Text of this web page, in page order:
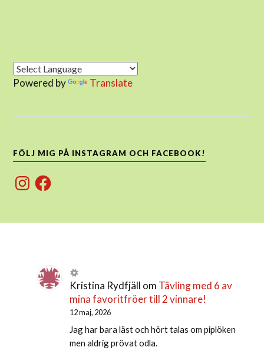
Powered by Translate
FÖLJ MIG PÅ INSTAGRAM OCH FACEBOOK!
InstagramFacebook
Kristina Rydfjäll om Tävling med 6 av
mina favoritfröer till 2 vinnare!
12 maj, 2026
Jag har bara läst och hört talas om piplöken
men aldrig prövat odla.